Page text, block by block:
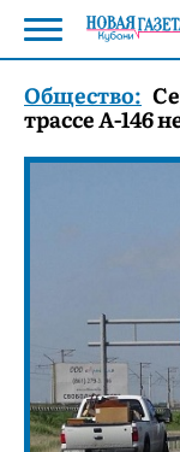
Общество:
трассе А-146